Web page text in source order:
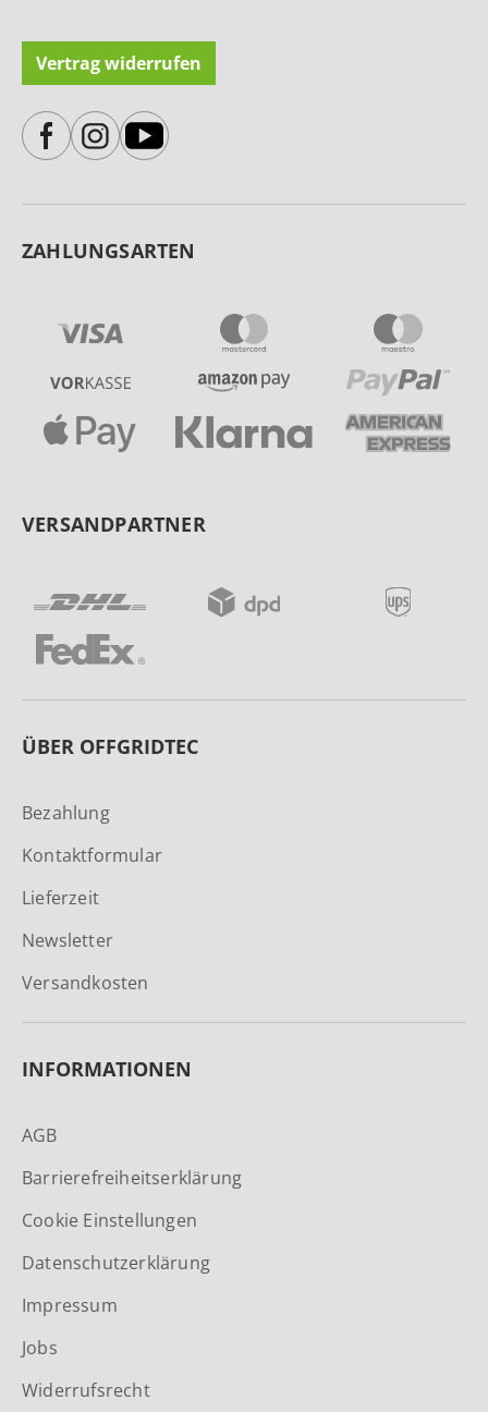
Vertrag widerrufen
ZAHLUNGSARTEN
VERSANDPARTNER
ÜBER OFFGRIDTEC
Bezahlung
Kontaktformular
Lieferzeit
Newsletter
Versandkosten
INFORMATIONEN
AGB
Barrierefreiheitserklärung
Cookie Einstellungen
Datenschutzerklärung
Impressum
Jobs
Widerrufsrecht